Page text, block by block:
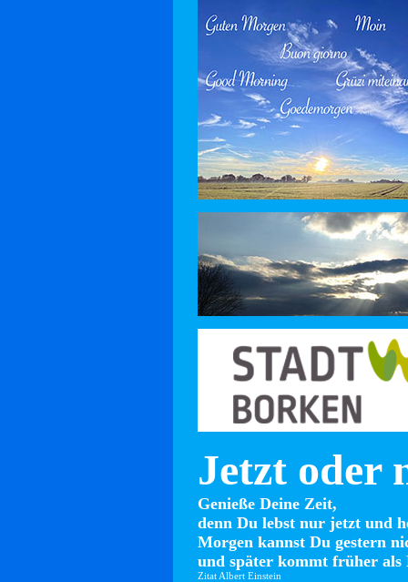
Jetzt oder
Genieße Deine Zeit,
denn Du lebst nur jetzt und
Morgen kannst Du gestern
und später kommt früher als
Zitat Albert Einstein